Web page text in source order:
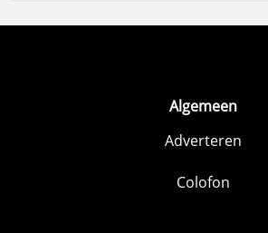
Algemeen
Adverteren
Colofon